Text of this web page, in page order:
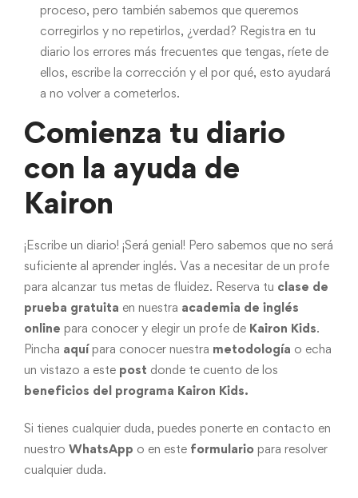
proceso, pero también sabemos que queremos
corregirlos y no repetirlos, ¿verdad? Registra en tu
diario los errores más frecuentes que tengas, ríete de
ellos, escribe la corrección y el por qué, esto ayudará
a no volver a cometerlos.
Comienza tu diario
con la ayuda de
Kairon
¡Escribe un diario! ¡Será genial! Pero sabemos que no será
suficiente al aprender inglés. Vas a necesitar de un profe
para alcanzar tus metas de fluidez. Reserva tu clase de
prueba gratuita en nuestra academia de inglés
online para conocer y elegir un profe de Kairon Kids.
Pincha aquípara conocer nuestra metodología o echa
un vistazo a este post donde te cuento de los
beneficios del programa Kairon Kids.
Si tienes cualquier duda, puedes ponerte en contacto en
nuestro WhatsApp o en este formulario para resolver
cualquier duda.